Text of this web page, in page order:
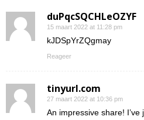
duPqcSQCHLeOZYF
15 maart 2022 at 11:28 pm
kJDSpYrZQgmay
Reageer
tinyurl.com
27 maart 2022 at 10:36 pm
An impressive share!